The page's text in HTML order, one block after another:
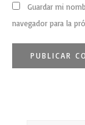
Guardar mi
navegador para la